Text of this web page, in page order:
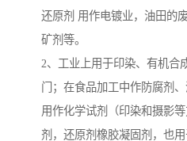
还原剂 用作电镀业，油田的
矿剂等。
2、工业上用于印染、有机合
门；在食品加工中作防腐剂、
用作化学试剂（印染和摄影
剂，还原剂橡胶凝固剂，也